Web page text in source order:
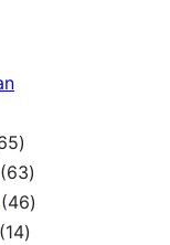
6
5
p
r
636
3
p
464
141